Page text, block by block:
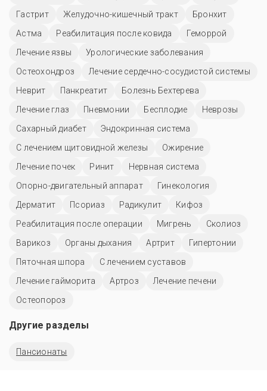
Гастрит
Желудочно-кишечный тракт
Бронхит
Астма
Реабилитация после ковида
Геморрой
Лечение язвы
Урологические заболевания
Остеохондроз
Лечение сердечно-сосудистой системы
Неврит
Панкреатит
Болезнь Бехтерева
Лечение глаз
Пневмонии Бесплодие
Неврозы
Сахарный диабет
Эндокринная система
С лечением щитовидной железы
Ожирение
Лечение почек
Ринит
Нервная система
Опорно-двигательный аппарат
Гинекология
Дерматит
Псориаз Радикулит
Кифоз
Реабилитация после операции
Мигрень
Сколиоз
Варикоз
Органы дыхания Артрит
Гипертонии
Пяточная шпора
С лечением суставов
Лечение гайморита
Артроз
Лечение печени
Остеопороз
Другие разделы
Пансионаты